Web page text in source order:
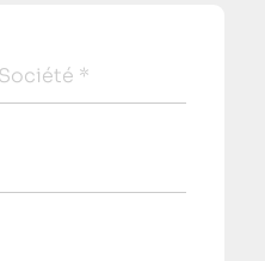
Société *